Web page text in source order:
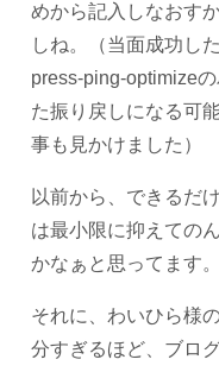
めから記入しなおす
しね。（当面成功し
press-ping-optimize
た振り戻しになる可
事も見かけました）
以前から、できるだ
は最小限に抑えての
かなぁと思ってます。
それに、わいひら様
分すぎるほど、ブロ